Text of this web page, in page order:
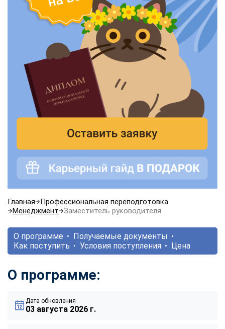
Главная
Профессиональная переподготовка
Менеджмент
Заместитель руководителя
О программе
Получаемые документы
Как поступить
Условия поступления Цена
О программе:
Дата обновления
03 августа 2026 г.